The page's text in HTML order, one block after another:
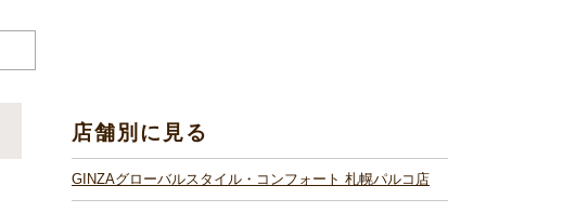
店舗別に見る
GINZAグローバルスタイル・コンフォート 札幌パルコ店